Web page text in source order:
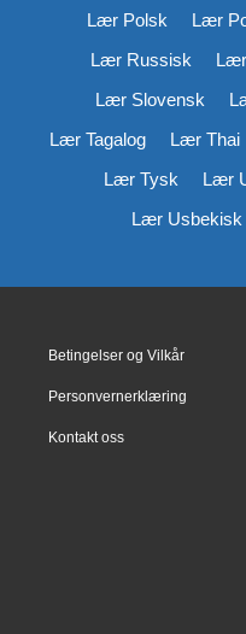
Lær Polsk
Lær
Lær Russisk
Lær Slovensk
Lær Tagalog
Lær Thai
Lær Tysk
Lær
Lær Usbekisk
Betingelser og Vilkår
Personvernerklæring
Kontakt oss